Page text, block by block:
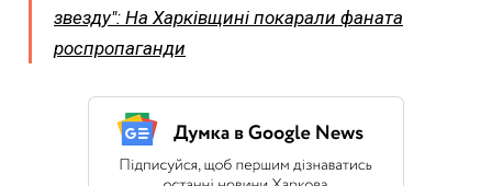
звезду": На Харківщині покарали фаната
роспропаганди